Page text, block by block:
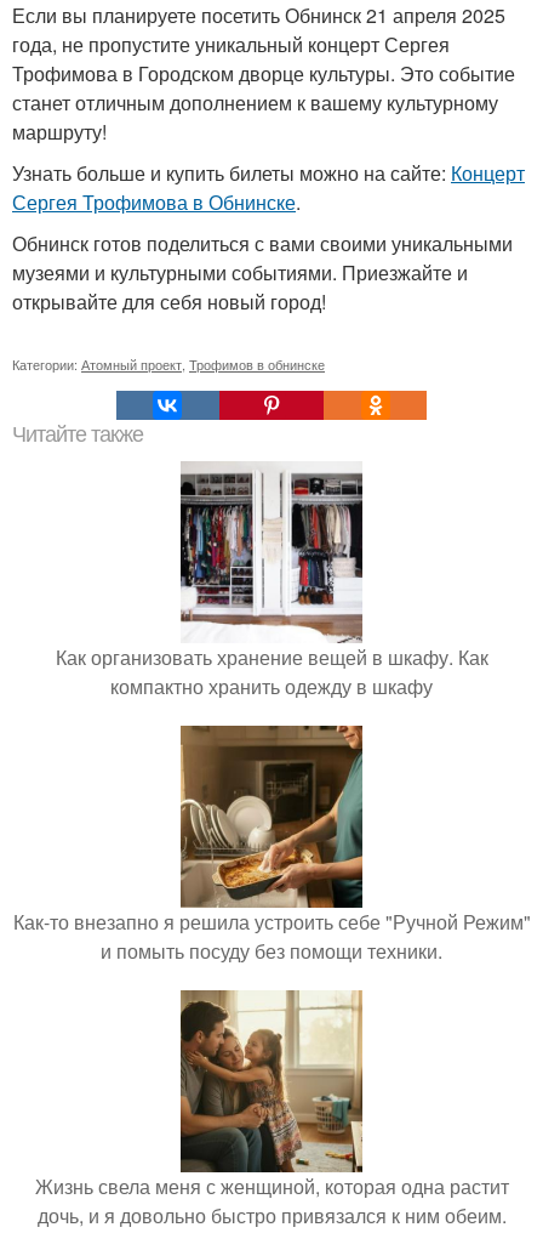
Если вы планируете посетить Обнинск 21 апреля 2025
года, не пропустите уникальный концерт Сергея
Трофимова в Городском дворце культуры. Это событие
станет отличным дополнением к вашему культурному
маршруту!
Узнать больше и купить билеты можно на сайте: Концерт
Сергея Трофимова в Обнинске.
Обнинск готов поделиться с вами своими уникальными
музеями и культурными событиями. Приезжайте и
открывайте для себя новый город!
Категории: Атомный проект Трофимов в обнинске
Читайте также
Как организовать хранение вещей в шкафу. Как
компактно хранить одежду в шкафу
Как-то внезапно я решила устроить себе "Ручной Режим"
и помыть посуду без помощи техники.
Жизнь свела меня с женщиной, которая одна растит
дочь, и я довольно быстро привязался к ним обеим.